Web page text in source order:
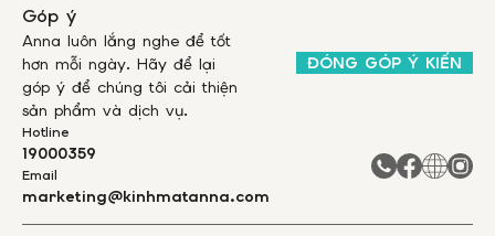
Góp ý
Anna luôn lắng nghe để tốt
hơn mỗi ngày. Hãy để lại
góp ý để chúng tôi cải thiện
sản phẩm và dịch vụ.
ĐÓNG GÓP Ý KIẾN
Hotline
19000359
Email
marketing@kinhmatanna.com